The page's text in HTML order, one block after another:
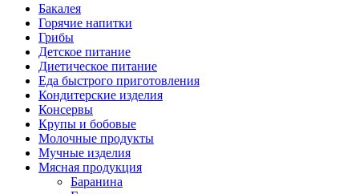
Бакалея
Горячие напитки
Грибы
Детское питание
Диетическое питание
Еда быстрого приготовления
Кондитерские изделия
Консервы
Крупы и бобовые
Молочные продукты
Мучные изделия
Мясная продукция
Баранина